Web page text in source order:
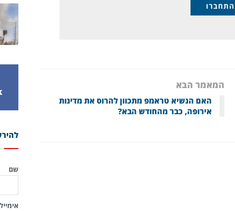
התחברו
המאמר הבא
האם הנשיא טראמפ מתכוון להרוס את מדינות
אירופה, כבר מהחודש הבא?
שם
אימייל